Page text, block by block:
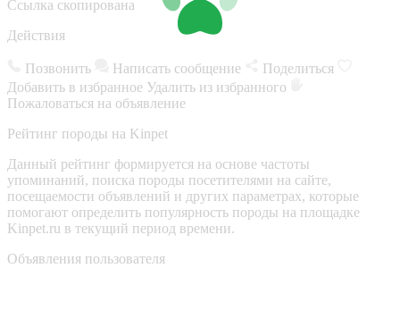
Ссылка скопирована
Действия
Позвонить Написать сообщение
Поделиться
Добавить в избранное Удалить из избранного
Пожаловаться на объявление
Рейтинг породы на Kinpet
Данный рейтинг формируется на основе частоты
упоминаний, поиска породы посетителями на сайте,
посещаемости объявлений и других параметрах, которые
помогают определить популярность породы на площадке
Kinpet.ru в текущий период времени.
Объявления пользователя